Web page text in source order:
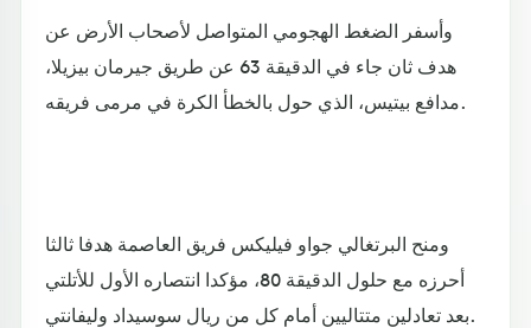
وأسفر الضغط الهجومي المتواصل لأصحاب الأرض عن
هدف ثان جاء في الدقيقة 63 عن طريق جيرمان بيزيلا،
مدافع بيتيس، الذي حول بالخطأ الكرة في مرمى فريقه.
ومنح البرتغالي جواو فيليكس فريق العاصمة هدفا ثالثا
أحرزه مع حلول الدقيقة 80، مؤكدا انتصاره الأول للأتلتي
بعد تعادلين متتاليين أمام كل من ريال سوسيداد وليفانتي.